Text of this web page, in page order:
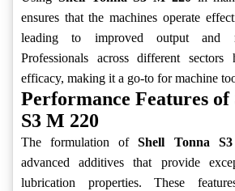
ensures that the machines operate
leading to improved output and
Professionals across different
efficacy, making it a go-to for machine
Performance Features of
S3 M 220
The formulation ofShell Tonna
advanced additives that provide
lubrication properties. These